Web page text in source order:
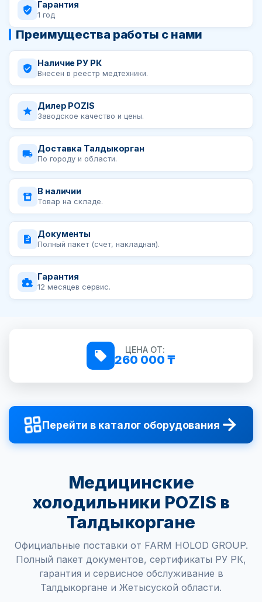
Гарантия
1 год
Преимущества работы с нами
Наличие РУ РК
Внесен в реестр медтехники.
Дилер POZIS
Заводское качество и цены.
Доставка Талдыкорган
По городу и области.
В наличии
Товар на складе.
Документы
Полный пакет (счет, накладная).
Гарантия
12 месяцев сервис.
ЦЕНА ОТ:
260 000 ₸
Перейти в каталог оборудования
Медицинские
холодильники POZIS в
Талдыкоргане
Официальные поставки от FARM HOLOD GROUP.
Полный пакет документов, сертификаты РУ РК,
гарантия и сервисное обслуживание в
Талдыкоргане и Жетысуской области.